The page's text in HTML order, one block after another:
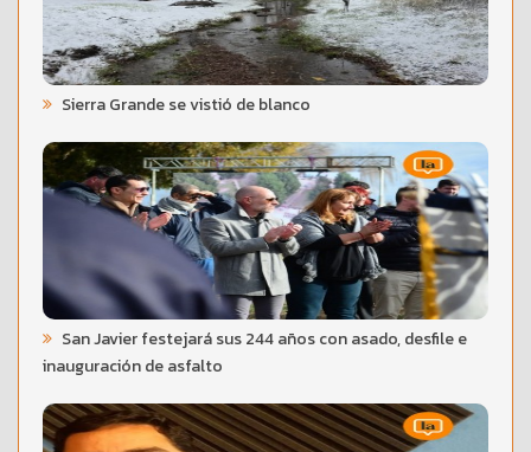
Sierra Grande se vistió de blanco
San Javier festejará sus 244 años con asado, desfile e
inauguración de asfalto